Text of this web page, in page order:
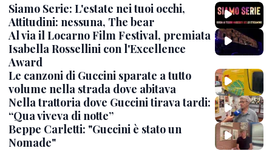
Siamo Serie: L'estate nei tuoi occhi,
Attitudini: nessuna, The bear
Al via il Locarno Film Festival, premiata
Isabella Rossellini con l'Excellence
Award
Le canzoni di Guccini sparate a tutto
volume nella strada dove abitava
Nella trattoria dove Guccini tirava tardi:
“Qua viveva di notte”
Beppe Carletti: "Guccini è stato un
Nomade"